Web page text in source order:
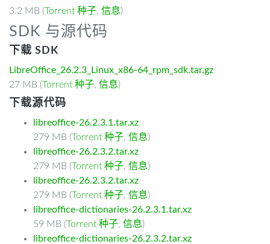
3.2 MB (Torrent 种子, 信息)
SDK 与源代码
下载 SDK
LibreOffice_26.2.3_Linux_x86-64_rpm_sdk.tar.gz
27 MB (Torrent 种子, 信息)
下载源代码
libreoffice-26.2.3.1.tar.xz
279 MB (Torrent 种子, 信息)
libreoffice-26.2.3.2.tar.xz
279 MB (Torrent 种子, 信息)
libreoffice-26.2.3.2.tar.xz
279 MB (Torrent 种子, 信息)
libreoffice-dictionaries-26.2.3.1.tar.xz
59 MB (Torrent 种子, 信息)
libreoffice-dictionaries-26.2.3.2.tar.xz